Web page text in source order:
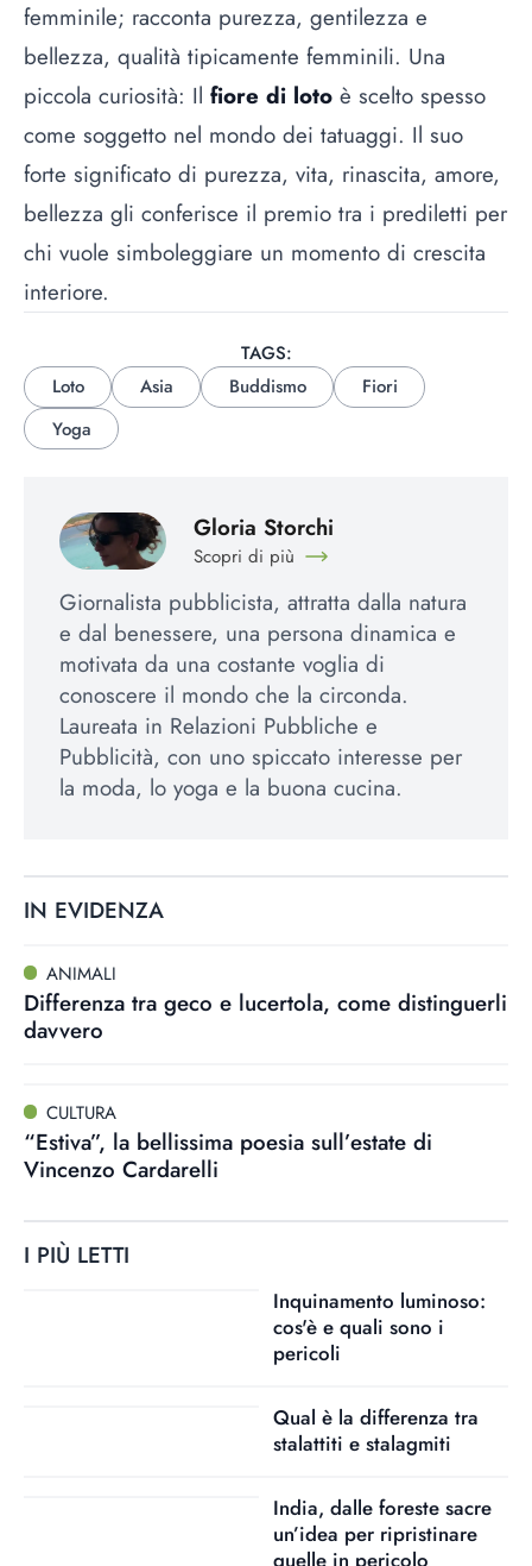
femminile; racconta purezza, gentilezza e
bellezza, qualità tipicamente femminili. Una
piccola curiosità: Il fiore di loto è scelto spesso
come soggetto nel mondo dei tatuaggi. Il suo
forte significato di purezza, vita, rinascita, amore,
bellezza gli conferisce il premio tra i prediletti per
chi vuole simboleggiare un momento di crescita
interiore.
TAGS:
Loto
Asia Buddismo
Fiori
Yoga
Gloria Storchi
Scopri di più
Giornalista pubblicista, attratta dalla natura
e dal benessere, una persona dinamica e
motivata da una costante voglia di
conoscere il mondo che la circonda.
Laureata in Relazioni Pubbliche e
Pubblicità, con uno spiccato interesse per
la moda, lo yoga e la buona cucina.
IN EVIDENZA
ANIMALI
Differenza tra geco e lucertola, come distinguerli
davvero
CULTURA
“Estiva”, la bellissima poesia sull’estate di
Vincenzo Cardarelli
I PIÙ LETTI
Inquinamento luminoso:
cos'è e quali sono i
pericoli
Qual è la differenza tra
stalattiti e stalagmiti
India, dalle foreste sacre
un’idea per ripristinare